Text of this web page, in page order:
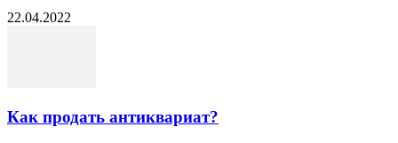
22.04.2022
Как продать антиквариат?